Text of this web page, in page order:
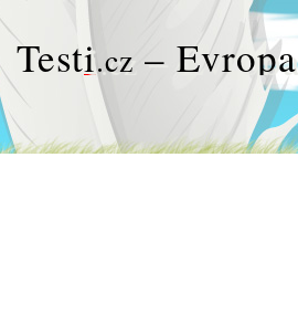
Testi.cz – Evropa